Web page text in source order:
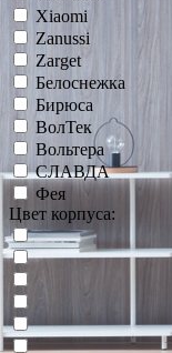
Xiaomi
Zanussi
Zarget
Белоснежка
Бирюса
ВолТек
Вольтера
СЛАВДА
Фея
Цвет корпуса: